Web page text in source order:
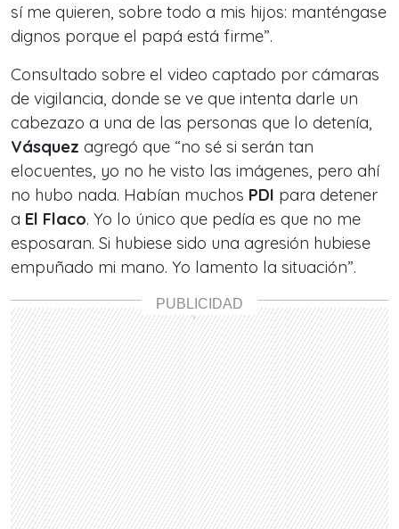
sí me quieren, sobre todo a mis hijos: manténgase
dignos porque el papá está firme”.
Consultado sobre el video captado por cámaras
de vigilancia, donde se ve que intenta darle un
cabezazo a una de las personas que lo detenía,
Vásquez agregó que “no sé si serán tan
elocuentes, yo no he visto las imágenes, pero ahí
no hubo nada. Habían muchos PDI para detener
a El Flaco. Yo lo único que pedía es que no me
esposaran. Si hubiese sido una agresión hubiese
empuñado mi mano. Yo lamento la situación”.